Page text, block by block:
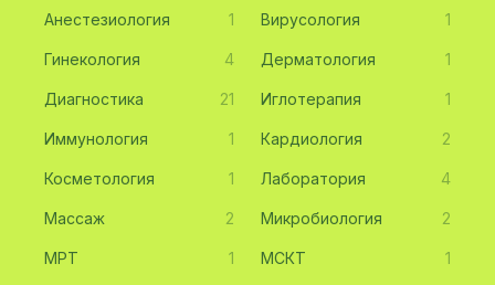
Анестезиология 1 Вирусология 1
Гинекология 4 Дерматология 1
Диагностика 21 Иглотерапия 1
Иммунология 1 Кардиология 2
Косметология 1 Лаборатория 4
Массаж 2 Микробиология 2
МРТ 1 МСКТ 1